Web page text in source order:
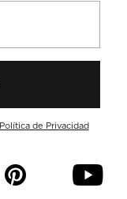
Política de Privacidad
p y